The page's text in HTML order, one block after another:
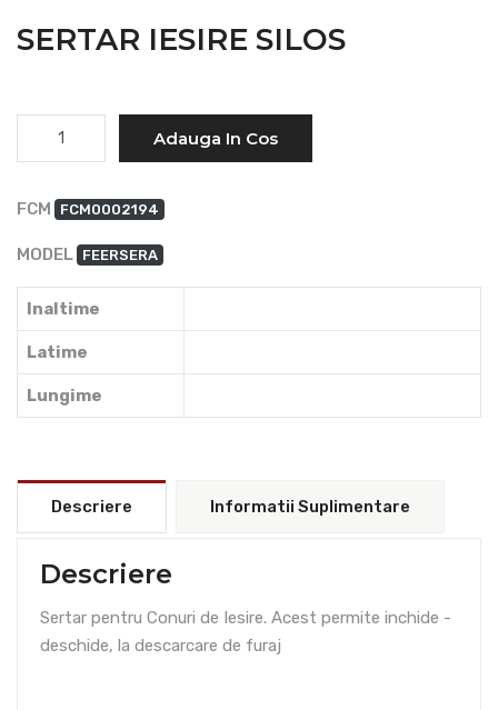
SERTAR IESIRE SILOS
Cantitate
Adauga In Cos
FCM FCM0002194
MODEL FEERSERA
Inaltime
Latime
Lungime
Descriere Informatii Suplimentare
Descriere
Sertar pentru Conuri de Iesire. Acest permite inchide -
deschide, la descarcare de furaj